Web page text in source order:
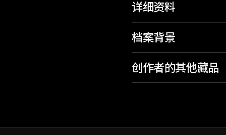
详细资料
档案背景
创作者的其他藏品